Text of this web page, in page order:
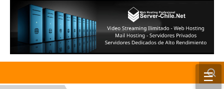
☰
INICIO